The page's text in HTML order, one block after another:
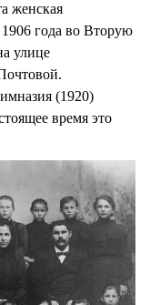
женская
года во Вторую
улице
(1920)
время это